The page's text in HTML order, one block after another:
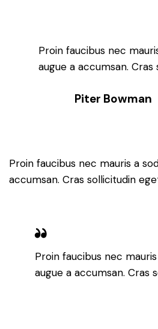
Proin faucibus nec
augue a accumsan.
Piter Bowman
Proin faucibus nec mauris a
accumsan. Cras sollicitudin
Proin faucibus nec
augue a accumsan. Cras